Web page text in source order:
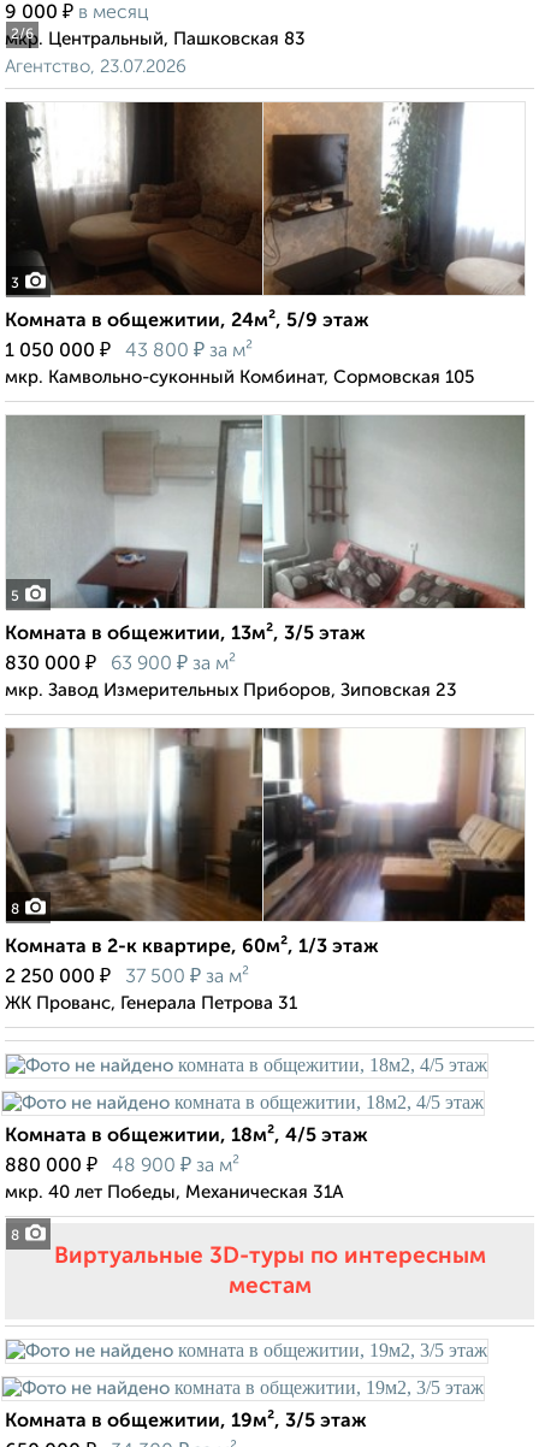
2/6
9 000 ₽ в месяц
мкр. Центральный, Пашковская 83
Агентство, 23.07.2026
3
Комната в общежитии, 24м², 5/9 этаж
1 050 000 ₽ 43 800 ₽ за м²
мкр. Камвольно-суконный Комбинат, Сормовская 105
5
Комната в общежитии, 13м², 3/5 этаж
830 000 ₽ 63 900 ₽ за м²
мкр. Завод Измерительных Приборов, Зиповская 23
8
Комната в 2-к квартире, 60м², 1/3 этаж
2 250 000 ₽ 37 500 ₽ за м²
ЖК Прованс, Генерала Петрова 31
8
Комната в общежитии, 18м², 4/5 этаж
880 000 ₽ 48 900 ₽ за м²
мкр. 40 лет Победы, Механическая 31А
Виртуальные 3D-туры по интересным
местам
Комната в общежитии, 19м², 3/5 этаж